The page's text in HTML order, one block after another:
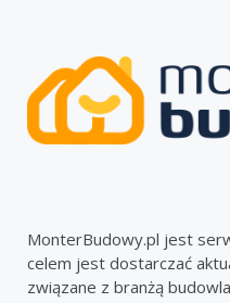
MonterBudowy.pl jest
celem jest dostarczać
związane z branżą